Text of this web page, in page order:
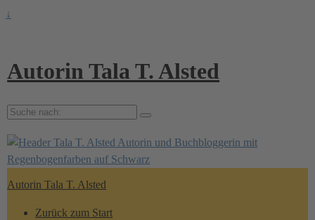
↓
Autorin Tala T. Alsted
Suche
Autorin Tala T. Alsted
Zurück zum Start